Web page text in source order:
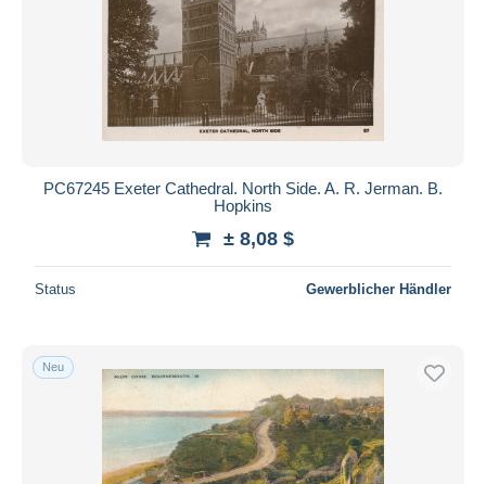
PC67245 Exeter Cathedral. North Side. A. R. Jerman. B.
Hopkins
± 8,08 $
Status Gewerblicher Händler
Neu